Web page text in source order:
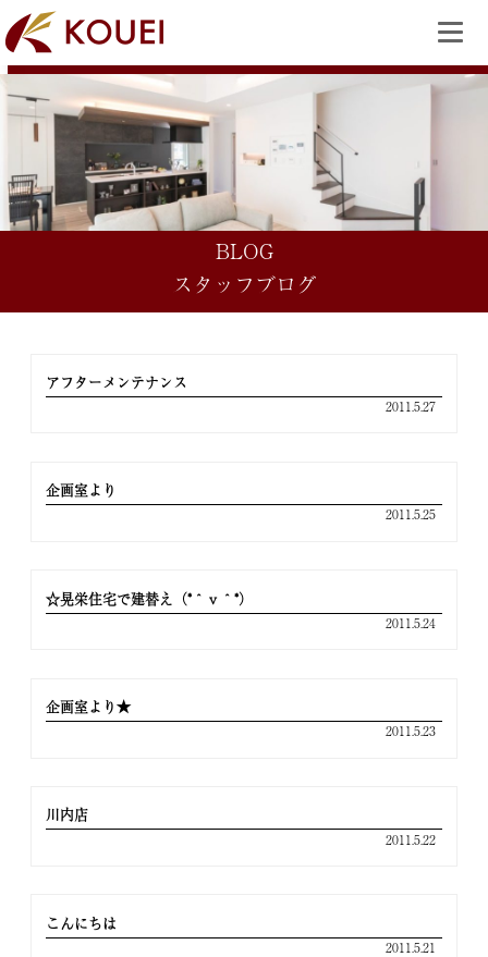
BLOG
スタッフブログ
アフターメンテナンス
2011.5.27
企画室より
2011.5.25
☆晃栄住宅で建替え（*＾ｖ＾*）
2011.5.24
企画室より★
2011.5.23
川内店
2011.5.22
こんにちは
2011.5.21